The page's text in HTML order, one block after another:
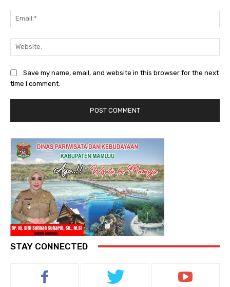
Save my name, email, and website in this browser for the next
time I comment.
STAY CONNECTED